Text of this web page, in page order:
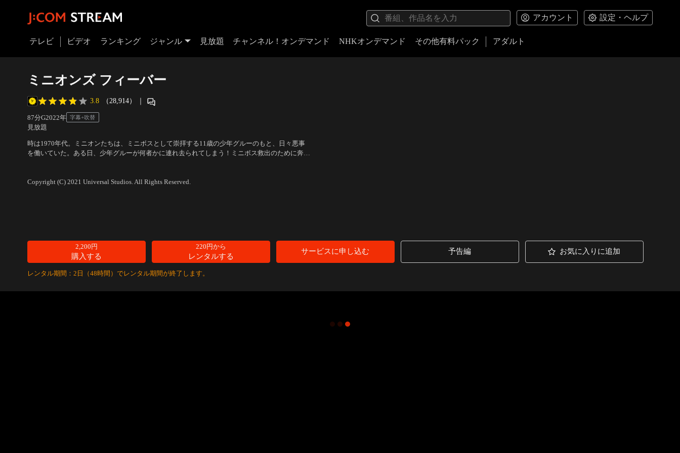
アカウント 設定・ヘルプ
テレビ ビデオ ランキング ジャンル 見放題 チャンネル！オンデマンド NHKオンデマンド その他有料パック アダルト
ミニオンズ フィーバー
3.8 （28,914） ｜
87分G2022年 字幕+吹替
見放題
時は1970年代。ミニオンたちは、ミニボスとして崇拝する11歳の少年グルーのもと、日々悪事
を働いていた。ある日、少年グルーが何者かに連れ去られてしまう！ミニボス救出のために奔走
Copyright (C) 2021 Universal Studios. All Rights Reserved.
2,200円
購入する
220円から
レンタルする
サービスに申し込む 予告編 お気に入りに追加
レンタル期間：2日（48時間）でレンタル期間が終了します。